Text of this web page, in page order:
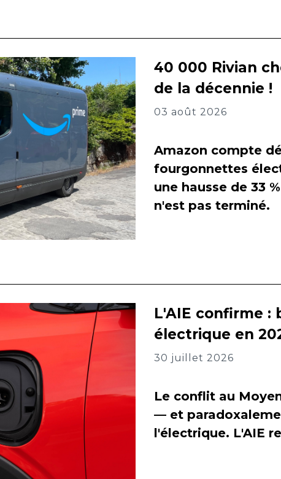
40 000 Rivian
de la décennie !
03 août 2026
Amazon compte
fourgonnettes
une hausse de 33
n'est pas terminé.
L'AIE confirme :
électrique en
30 juillet 2026
Le conflit au
— et
l'électrique. L'AIE